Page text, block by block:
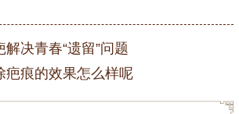
解决青春“遗留”问题
疤痕的效果怎么样呢